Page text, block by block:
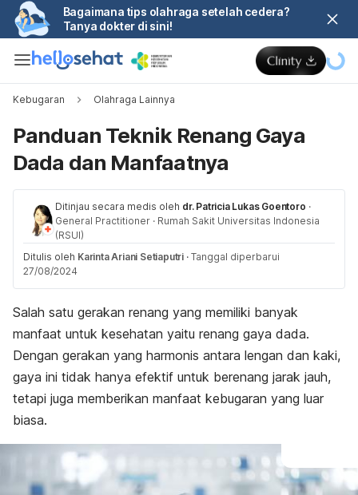
Bagaimana tips olahraga setelah cedera?
Tanya dokter di sini!
Kebugaran Olahraga Lainnya
Panduan Teknik Renang Gaya
Dada dan Manfaatnya
Ditinjau secara medis oleh dr. Patricia Lukas Goentoro ·
General Practitioner · Rumah Sakit Universitas Indonesia
(RSUI)
Ditulis oleh Karinta Ariani Setiaputri · Tanggal diperbarui
27/08/2024
Salah satu gerakan renang yang memiliki banyak
manfaat untuk kesehatan yaitu renang gaya dada.
Dengan gerakan yang harmonis antara lengan dan kaki,
gaya ini tidak hanya efektif untuk berenang jarak jauh,
tetapi juga memberikan manfaat kebugaran yang luar
biasa.